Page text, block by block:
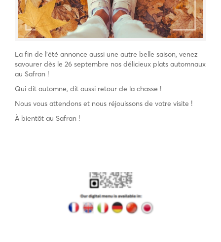
La fin de l’été annonce aussi une autre belle saison, venez
savourer dès le 26 septembre nos délicieux plats automnaux
au Safran !
Qui dit automne, dit aussi retour de la chasse !
Nous vous attendons et nous réjouissons de votre visite !
À bientôt au Safran !